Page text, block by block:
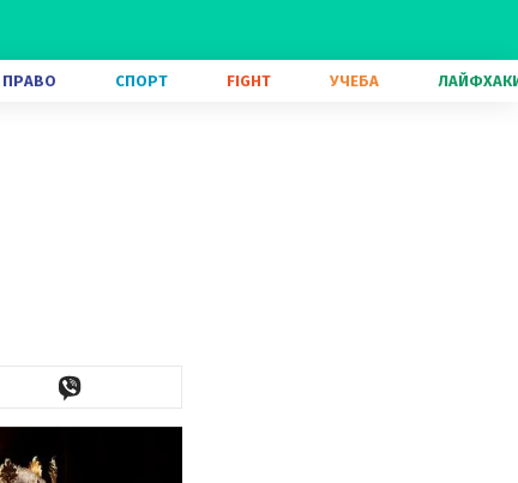
ПРАВО СПОРТ FIGHT УЧЕБА